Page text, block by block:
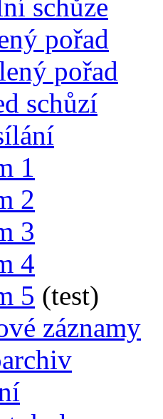
schůze
pořad
pořad
schůzí
1
2
3
4
5 (test)
záznamy